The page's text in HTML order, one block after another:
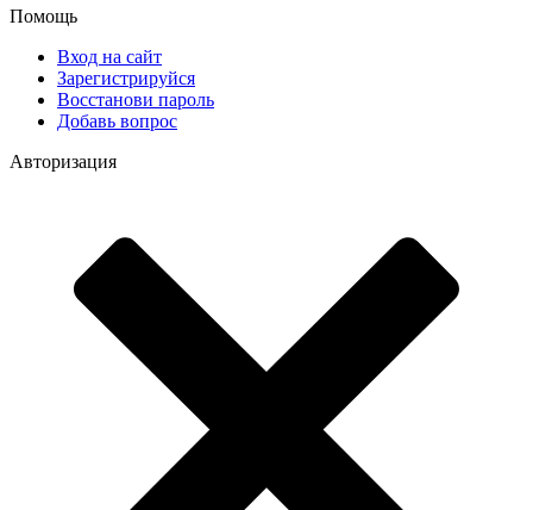
Помощь
Вход на сайт
Зарегистрируйся
Восстанови пароль
Добавь вопрос
Авторизация